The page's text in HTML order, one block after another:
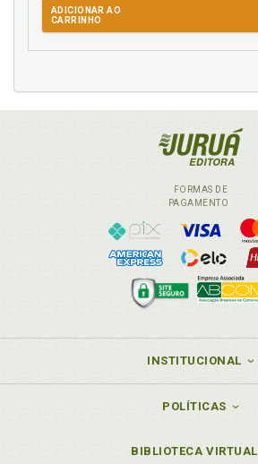
ADICIONAR AO
CARRINHO
FORMAS DE
PAGAMENTO
INSTITUCIONAL
POLÍTICAS
BIBLIOTECA VIRTUAL